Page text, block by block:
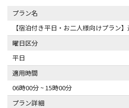
プラン名
【宿泊付き平日・お二人様向けプラン
曜日区分
平日
適用時間
06時00分 ~ 15時00分
プラン詳細